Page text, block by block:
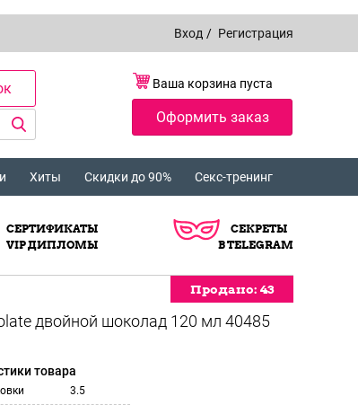
Вход / Регистрация
Ваша корзина пуста
Оформить заказ
Хиты Скидки до 90% Секс-тренинг
СЕРТИФИКАТЫ
VIP ДИПЛОМЫ
СЕКРЕТЫ
В TELEGRAM
Продано: 43
Продано: 43
Продано: 43
Продано: 43
Продано: 43
товара
3.5